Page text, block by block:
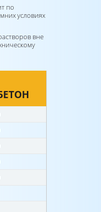
по
условиях
вне